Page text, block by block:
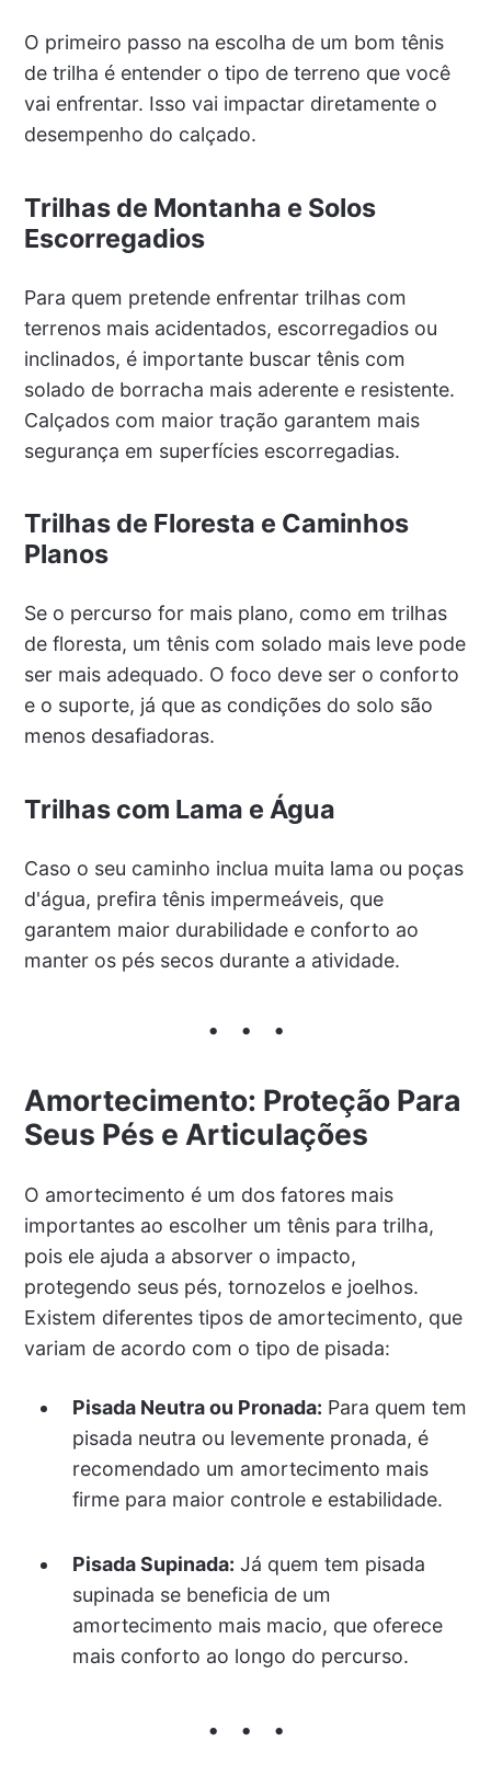
O primeiro passo na escolha de um bom tênis
de trilha é entender o tipo de terreno que você
vai enfrentar. Isso vai impactar diretamente o
desempenho do calçado.
Trilhas de Montanha e Solos
Escorregadios
Para quem pretende enfrentar trilhas com
terrenos mais acidentados, escorregadios ou
inclinados, é importante buscar tênis com
solado de borracha mais aderente e resistente.
Calçados com maior tração garantem mais
segurança em superfícies escorregadias.
Trilhas de Floresta e Caminhos
Planos
Se o percurso for mais plano, como em trilhas
de floresta, um tênis com solado mais leve pode
ser mais adequado. O foco deve ser o conforto
e o suporte, já que as condições do solo são
menos desafiadoras.
Trilhas com Lama e Água
Caso o seu caminho inclua muita lama ou poças
d'água, prefira tênis impermeáveis, que
garantem maior durabilidade e conforto ao
manter os pés secos durante a atividade.
Amortecimento: Proteção Para
Seus Pés e Articulações
O amortecimento é um dos fatores mais
importantes ao escolher um tênis para trilha,
pois ele ajuda a absorver o impacto,
protegendo seus pés, tornozelos e joelhos.
Existem diferentes tipos de amortecimento, que
variam de acordo com o tipo de pisada:
Pisada Neutra ou Pronada: Para quem tem
pisada neutra ou levemente pronada, é
recomendado um amortecimento mais
firme para maior controle e estabilidade.
Pisada Supinada: Já quem tem pisada
supinada se beneficia de um
amortecimento mais macio, que oferece
mais conforto ao longo do percurso.